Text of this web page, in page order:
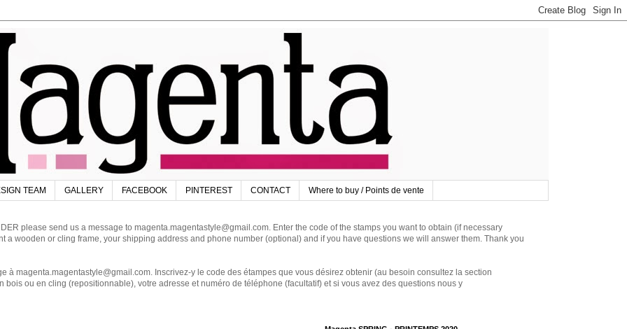
TEAM GALLERY FACEBOOK PINTEREST CONTACT Where to buy / Points de vente
please send us a message to magenta.magentastyle@gmail.com. Enter the code of the stamps you want to obtain (if necessary
a wooden or cling frame, your shipping address and phone number (optional) and if you have questions we will answer them. Thank you
à magenta.magentastyle@gmail.com. Inscrivez-y le code des étampes que vous désirez obtenir (au besoin consultez la section
ou en cling (repositionnable), votre adresse et numéro de téléphone (facultatif) et si vous avez des questions nous y